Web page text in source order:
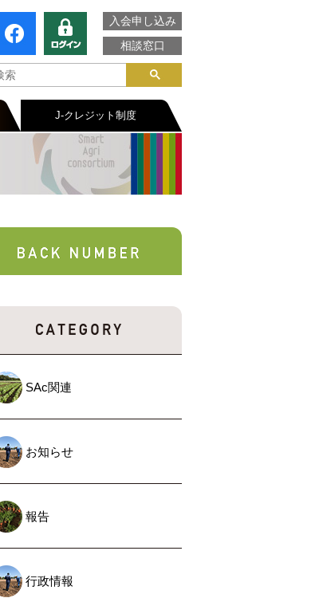
入会申し込み
相談窓口
J-クレジット制度
SAc関連
お知らせ
報告
行政情報